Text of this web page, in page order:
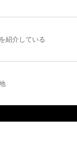
紹介している